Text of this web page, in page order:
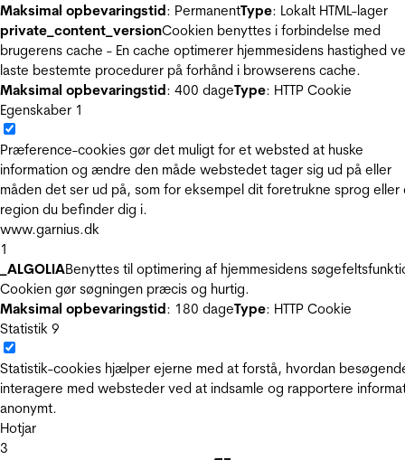
Maksimal opbevaringstid: PermanentType: Lokalt HTML-lager
private_content_versionCookien benyttes i forbindelse med
brugerens cache - En cache optimerer hjemmesidens hastighed
laste bestemte procedurer på forhånd i browserens cache.
Maksimal opbevaringstid: 400 dageType: HTTP Cookie
Egenskaber 1
Præference-cookies gør det muligt for et websted at huske
information og ændre den måde webstedet tager sig ud på eller
måden det ser ud på, som for eksempel dit foretrukne sprog eller
region du befinder dig i.
www.garnius.dk
1
_ALGOLIABenyttes til optimering af hjemmesidens
Cookien gør søgningen præcis og hurtig.
Maksimal opbevaringstid: 180 dageType: HTTP Cookie
Statistik 9
Statistik-cookies hjælper ejerne med at forstå, hvordan
interagere med websteder ved at indsamle og rapportere
anonymt.
Hotjar
3